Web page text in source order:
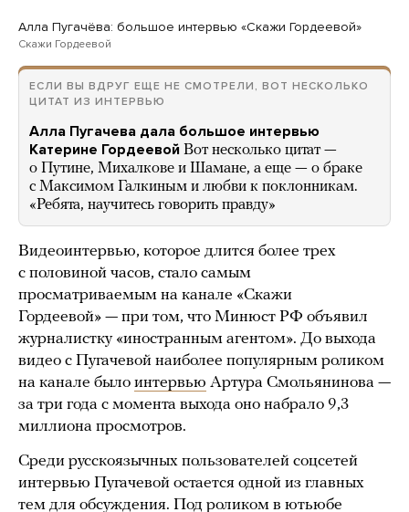
Алла Пугачёва: большое интервью «Скажи Гордеевой»
Скажи Гордеевой
ЕСЛИ ВЫ ВДРУГ ЕЩЕ НЕ СМОТРЕЛИ, ВОТ НЕСКОЛЬКО
ЦИТАТ ИЗ ИНТЕРВЬЮ
Алла Пугачева дала большое интервью
Катерине Гордеевой Вот несколько цитат —
о Путине, Михалкове и Шамане, а еще — о браке
с Максимом Галкиным и любви к поклонникам.
«Ребята, научитесь говорить правду»
Видеоинтервью, которое длится более трех
с половиной часов, стало самым
просматриваемым на канале «Скажи
Гордеевой» — при том, что Минюст РФ объявил
журналистку «иностранным агентом». До выхода
видео с Пугачевой наиболее популярным роликом
на канале было интервью Артура Смольянинова —
за три года с момента выхода оно набрало 9,3
миллиона просмотров.
Среди русскоязычных пользователей соцсетей
интервью Пугачевой остается одной из главных
тем для обсуждения. Под роликом в ютьюбе